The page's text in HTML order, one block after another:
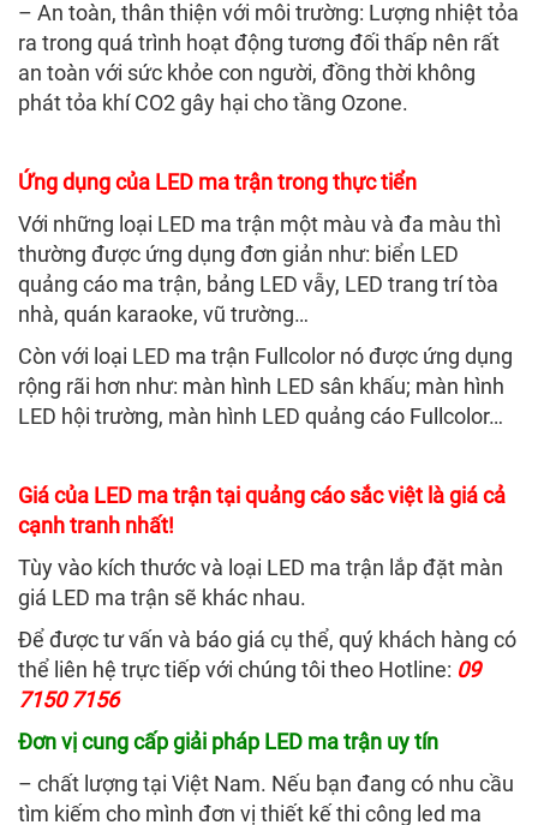
– An toàn, thân thiện với môi trường: Lượng nhiệt tỏa
ra trong quá trình hoạt động tương đối thấp nên rất
an toàn với sức khỏe con người, đồng thời không
phát tỏa khí CO2 gây hại cho tầng Ozone.
Ứng dụng của LED ma trận trong thực tiển
Với những loại LED ma trận một màu và đa màu thì
thường được ứng dụng đơn giản như: biển LED
quảng cáo ma trận, bảng LED vẫy, LED trang trí tòa
nhà, quán karaoke, vũ trường…
Còn với loại LED ma trận Fullcolor nó được ứng dụng
rộng rãi hơn như: màn hình LED sân khấu; màn hình
LED hội trường, màn hình LED quảng cáo Fullcolor…
Giá của LED ma trận tại quảng cáo sắc việt là giá cả
cạnh tranh nhất!
Tùy vào kích thước và loại LED ma trận lắp đặt màn
giá LED ma trận sẽ khác nhau.
Để được tư vấn và báo giá cụ thể, quý khách hàng có
thể liên hệ trực tiếp với chúng tôi theo Hotline: 09
7150 7156
Đơn vị cung cấp giải pháp LED ma trận uy tín
– chất lượng tại Việt Nam. Nếu bạn đang có nhu cầu
tìm kiếm cho mình đơn vị thiết kế thi công led ma